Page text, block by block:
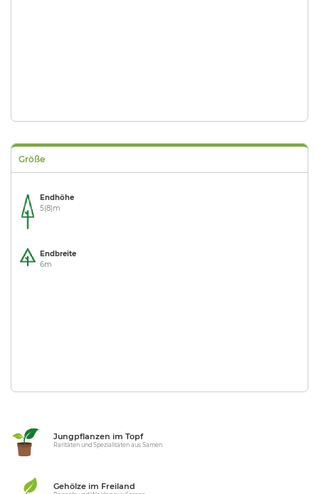
Größe
Endhöhe
5(8)m
Endbreite
6m
Jungpflanzen im Topf
Raritäten und Spezialitäten aus Samen
Gehölze im Freiland